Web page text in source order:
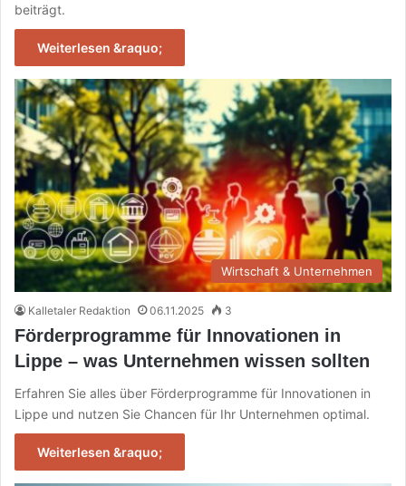
beiträgt.
Weiterlesen &raquo;
Wirtschaft & Unternehmen
Kalletaler Redaktion 06.11.2025 3
Förderprogramme für Innovationen in
Lippe – was Unternehmen wissen sollten
Erfahren Sie alles über Förderprogramme für Innovationen in
Lippe und nutzen Sie Chancen für Ihr Unternehmen optimal.
Weiterlesen &raquo;